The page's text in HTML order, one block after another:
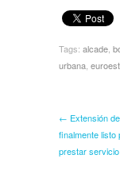
Tags: alcade,
urbana,
← Extensión
finalmente listo
prestar servicio